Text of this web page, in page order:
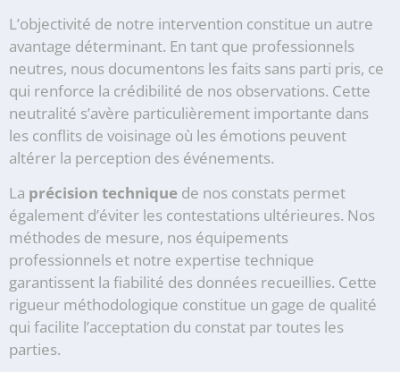
L’objectivité de notre intervention constitue un autre
avantage déterminant. En tant que professionnels
neutres, nous documentons les faits sans parti pris, ce
qui renforce la crédibilité de nos observations. Cette
neutralité s’avère particulièrement importante dans
les conflits de voisinage où les émotions peuvent
altérer la perception des événements.
La précision technique de nos constats permet
également d’éviter les contestations ultérieures. Nos
méthodes de mesure, nos équipements
professionnels et notre expertise technique
garantissent la fiabilité des données recueillies. Cette
rigueur méthodologique constitue un gage de qualité
qui facilite l’acceptation du constat par toutes les
parties.